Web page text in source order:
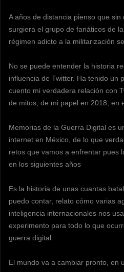
A años de distancia pienso que
surgiera el grupo de fanáticos de
régimen adicto a la militarización
No se puede entender la historia
influencia de Twitter. Ha tenido un
cuento mi verdadera relación con
de mitos, de mi papel en 2018, en
Memorias de la Guerra Digital es
internet en México, de lo que
retos que vamos a enfrentar pues
en los siguientes años
Es la historia de unas cuantas
puedo contar, relato cómo varias
inteligencia internacionales nos
experimento para todo lo que
guerra digital
El mundo va a cambiar pronto, en